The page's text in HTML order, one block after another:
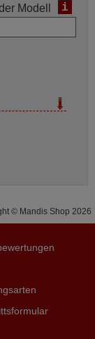
Modell i
© Mandis Shop 2026